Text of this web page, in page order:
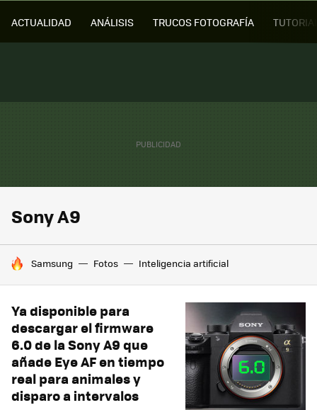
ACTUALIDAD ANÁLISIS TRUCOS FOTOGRAFÍA
Sony A9
HOY SE HABLA DE
Samsung Fotos Inteligencia artificial
Ya disponible para
descargar el firmware
6.0 de la Sony A9 que
añade Eye AF en tiempo
real para animales y
disparo a intervalos